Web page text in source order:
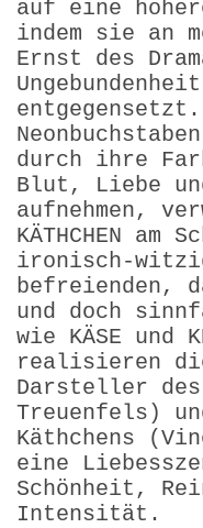
auf eine
indem sie an
Ernst des
durch ihre
Blut, Liebe
aufnehmen,
KÄTHCHEN am
ironisch-
befreienden,
und doch
wie KÄSE und
realisieren
Darsteller
Treuenfels)
Käthchens
eine
Schönheit,
Intensität.